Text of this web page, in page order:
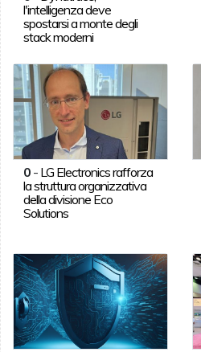
l'intelligenza deve
spostarsi a monte degli
stack moderni
0- LG Electronics rafforza
la struttura organizzativa
della divisione Eco
Solutions